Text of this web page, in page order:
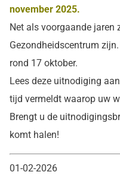
november 2025.
Net als voorgaande
Gezondheidscentrum
rond 17 oktober.
Lees deze uitnodiging
tijd vermeldt waarop uw
Brengt u de
komt halen!
01-02-2026